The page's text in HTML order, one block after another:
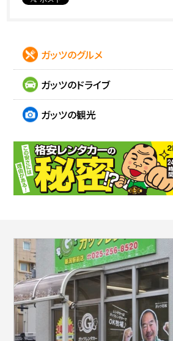
ガッツのグルメ
ガッツのドライブ
ガッツの観光